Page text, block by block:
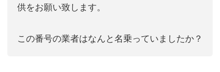
供をお願い致します。
この番号の業者はなんと名乗っていましたか？